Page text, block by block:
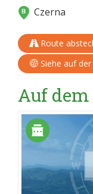
Czerna
Route
Siehe auf
Auf